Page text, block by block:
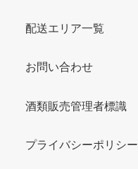
配送エリア一覧
お問い合わせ
酒類販売管理者標識
プライバシーポリシー